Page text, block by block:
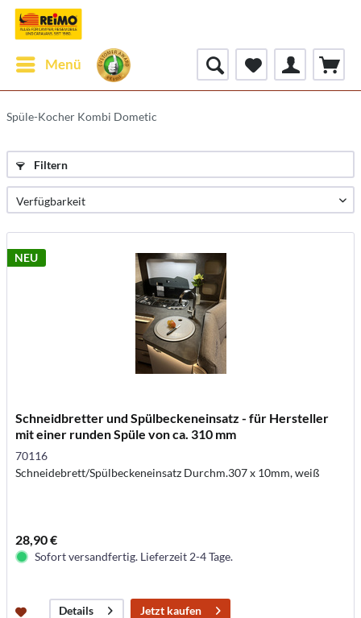
Menü
Spüle-Kocher Kombi Dometic
Filtern
NEU
Schneidbretter und Spülbeckeneinsatz - für Hersteller
mit einer runden Spüle von ca. 310 mm
70116
Schneidebrett/Spülbeckeneinsatz Durchm.307 x 10mm, weiß
28,90 €
Sofort versandfertig. Lieferzeit 2-4 Tage.
Details Jetzt kaufen